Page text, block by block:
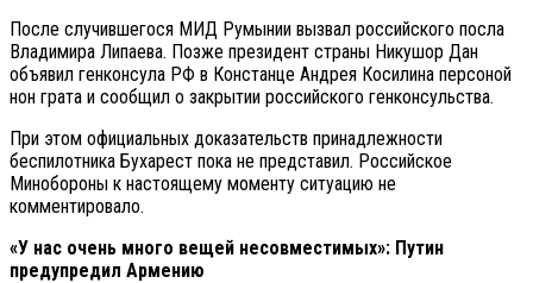
После случившегося МИД Румынии вызвал российского посла
Владимира Липаева. Позже президент страны Никушор Дан
объявил генконсула РФ в Констанце Андрея Косилина персоной
нон грата и сообщил о закрытии российского генконсульства.
При этом официальных доказательств принадлежности
беспилотника Бухарест пока не представил. Российское
Минобороны к настоящему моменту ситуацию не
комментировало.
«У нас очень много вещей несовместимых»: Путин
предупредил Армению